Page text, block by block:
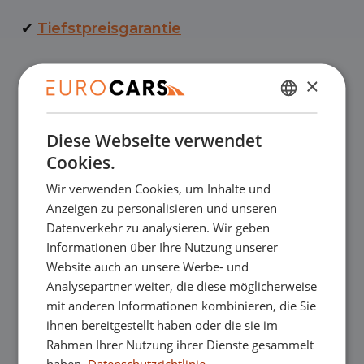
✔ Tiefstpreisgarantie
✔ Online kaufen, Geld-zurück-Garantie
Abnahme
Kostenlose Lieferung nach Hause beim
Online-Kauf
Unsere Ausstellungsräume
Sie sind herzlich willkommen, in einem
NIEDERLÄNDISCH
ENGLISH
FRENCH
×
Diese Webseite verwendet
Cookies.
Wir verwenden Cookies, um Inhalte und
Anzeigen zu personalisieren und unseren
Datenverkehr zu analysieren. Wir geben
Informationen über Ihre Nutzung unserer
Website auch an unsere Werbe- und
Analysepartner weiter, die diese möglicherweise
mit anderen Informationen kombinieren, die Sie
ihnen bereitgestellt haben oder die sie im
Rahmen Ihrer Nutzung ihrer Dienste gesammelt